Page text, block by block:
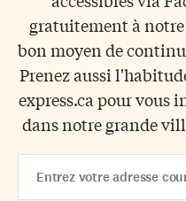
gratuitement à
bon moyen de
Prenez aussi
express.ca pour vous
dans notre grande
Address